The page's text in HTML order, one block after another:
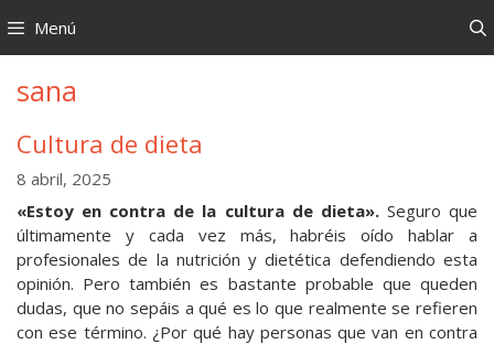
al
contenido
Menú
sana
Cultura de dieta
8 abril, 2025
«Estoy en contra de la cultura de dieta».Seguro que
últimamente y cada vez más, habréis oído hablar a
profesionales de la nutrición y dietética defendiendo esta
opinión. Pero también es bastante probable que queden
dudas, que no sepáis a qué es lo que realmente se refieren
con ese término. ¿Por qué hay personas que van en contra